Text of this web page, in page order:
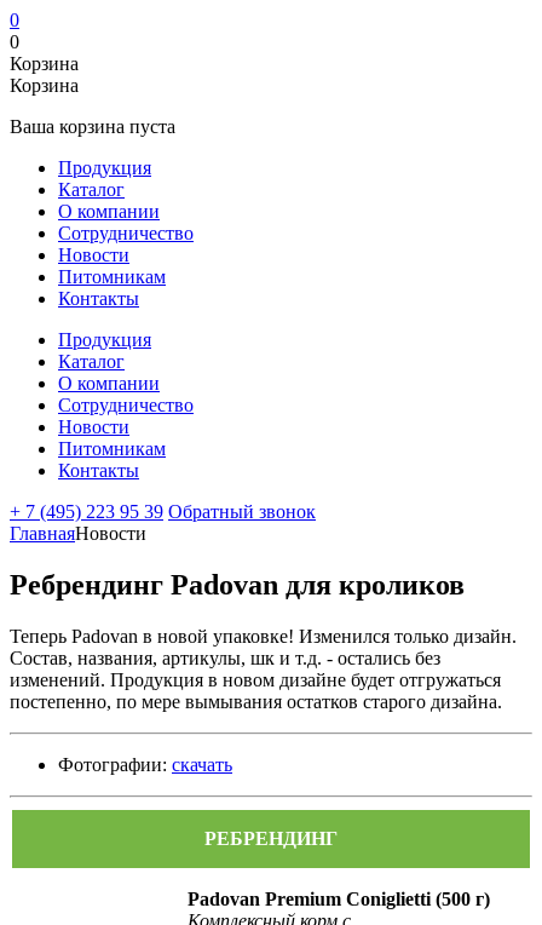
0
0
Корзина
Корзина
Ваша корзина пуста
Продукция
Каталог
О компании
Сотрудничество
Новости
Питомникам
Контакты
Продукция
Каталог
О компании
Сотрудничество
Новости
Питомникам
Контакты
+ 7 (495) 223 95 39 Обратный звонок
ГлавнаяНовости
Ребрендинг Padovan для кроликов
Теперь Padovan в новой упаковке! Изменился только дизайн.
Состав, названия, артикулы, шк и т.д. - остались без
изменений. Продукция в новом дизайне будет отгружаться
постепенно, по мере вымывания остатков старого дизайна.
Фотографии: скачать
РЕБРЕНДИНГ
Padovan Premium Coniglietti (500 г)
Комплексный корм с